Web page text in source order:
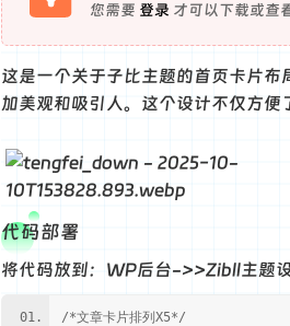
您需要 登录 才可以下载或查
这是一个关于子比主题的首页卡片
加美观和吸引人。这个设计不仅方便
代码部署
将代码放到：WP后台->>Zibll主题
/*文章卡片排列X5*/